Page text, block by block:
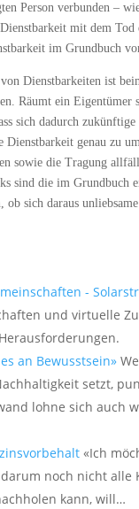
Person verbunden –
mit dem Tod
im Grundbuch
Dienstbarkeiten ist
Räumt ein Eigentümer
sich dadurch
Dienstbarkeit genau zu
sowie die Tragung
sind die im Grundbuch
sich daraus
-
und virtuelle
an Bewusstsein»
setzt,
lohne sich auch
«Ich
noch nicht alle
kann, will…